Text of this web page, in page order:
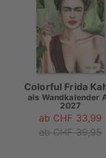
Colorful Frida
als Wandkalender
2027
ab CHF 33,99
ab CHF 39,95